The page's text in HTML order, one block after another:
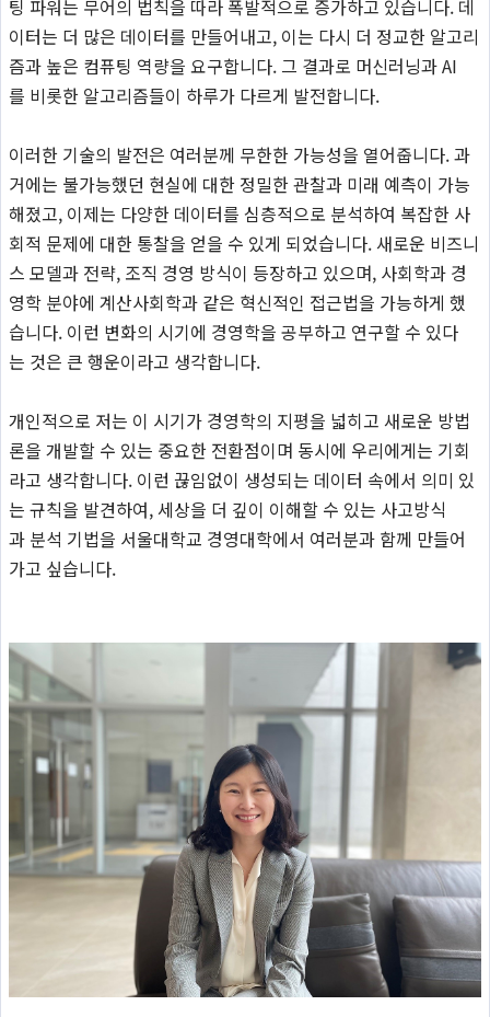
팅 파워는 무어의 법칙을 따라 폭발적으로 증가하고 있습니다. 데
이터는 더 많은 데이터를 만들어내고, 이는 다시 더 정교한 알고리
즘과 높은 컴퓨팅 역량을 요구합니다. 그 결과로 머신러닝과 AI
를 비롯한 알고리즘들이 하루가 다르게 발전합니다.
이러한 기술의 발전은 여러분께 무한한 가능성을 열어줍니다. 과
거에는 불가능했던 현실에 대한 정밀한 관찰과 미래 예측이 가능
해졌고, 이제는 다양한 데이터를 심층적으로 분석하여 복잡한 사
회적 문제에 대한 통찰을 얻을 수 있게 되었습니다. 새로운 비즈니
스 모델과 전략, 조직 경영 방식이 등장하고 있으며, 사회학과 경
영학 분야에 계산사회학과 같은 혁신적인 접근법을 가능하게 했
습니다. 이런 변화의 시기에 경영학을 공부하고 연구할 수 있다
는 것은 큰 행운이라고 생각합니다.
개인적으로 저는 이 시기가 경영학의 지평을 넓히고 새로운 방법
론을 개발할 수 있는 중요한 전환점이며 동시에 우리에게는 기회
라고 생각합니다. 이런 끊임없이 생성되는 데이터 속에서 의미 있
는 규칙을 발견하여, 세상을 더 깊이 이해할 수 있는 사고방식
과 분석 기법을 서울대학교 경영대학에서 여러분과 함께 만들어
가고 싶습니다.